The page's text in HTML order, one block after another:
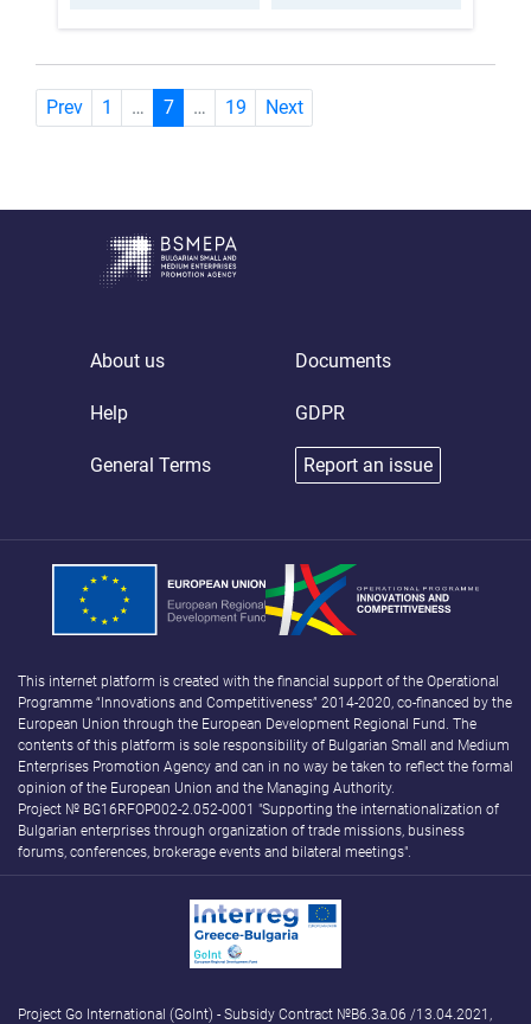
Prev 1 … 7(current)
… 19 Next
About us
Help
General Terms
Documents
GDPR
Report an issue
This internet platform is created with the financial support of the Operational
Programme “Innovations and Competitiveness” 2014-2020, co-financed by the
European Union through the European Development Regional Fund. The
contents of this platform is sole responsibility of Bulgarian Small and Medium
Enterprises Promotion Agency and can in no way be taken to reflect the formal
opinion of the European Union and the Managing Authority.
Project № BG16RFOP002-2.052-0001 "Supporting the internationalization of
Bulgarian enterprises through organization of trade missions, business
forums, conferences, brokerage events and bilateral meetings".
Project Go International (GoInt) - Subsidy Contract №B6.3а.06 /13.04.2021,